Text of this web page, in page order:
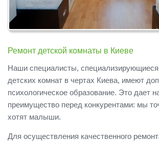
Ремонт детской комнаты в Киеве
Наши специалисты, специализирующиеся
детских комнат в чертах Киева, имеют
психологическое образование. Это дает
преимущество перед конкурентами: мы
хотят малыши.
Для осуществления качественного